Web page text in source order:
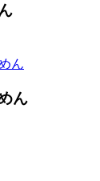
ん